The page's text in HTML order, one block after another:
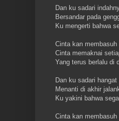
Dan ku sadari
Bersandar pada
Ku mengerti bahwa
Cinta kan
Cinta memaknai
Yang terus berlalu di
Dan ku sadari hangat
Menanti di akhir
Ku yakini bahwa
Cinta kan